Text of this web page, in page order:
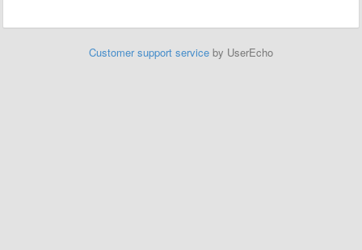
Customer support service by UserEcho